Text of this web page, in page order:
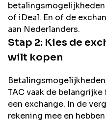
of iDeal. En of de
aan Nederlanders.
Stap 2: Kies de
wilt kopen
TAC vaak de
een exchange. In de
rekening mee en